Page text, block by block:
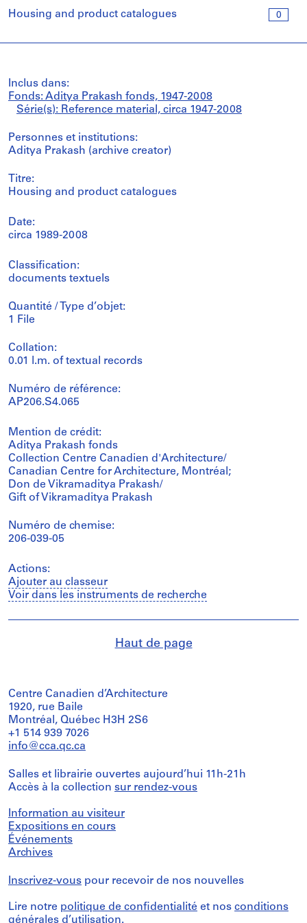
0
Housing and product catalogues
Inclus dans:
Fonds: Aditya Prakash fonds, 1947-2008
Série(s): Reference material, circa 1947-2008
Personnes et institutions:
Aditya Prakash (archive creator)
Titre:
Housing and product catalogues
Date:
circa 1989-2008
Classification:
documents textuels
Quantité / Type d’objet:
1 File
Collation:
0.01 l.m. of textual records
Numéro de référence:
AP206.S4.065
Mention de crédit:
Aditya Prakash fonds
Collection Centre Canadien d'Architecture/
Canadian Centre for Architecture, Montréal;
Don de Vikramaditya Prakash/
Gift of Vikramaditya Prakash
Numéro de chemise:
206-039-05
Actions:
Ajouter au classeur
Voir dans les instruments de recherche
Haut de page
Centre Canadien d’Architecture
1920, rue Baile
Montréal, Québec H3H 2S6
+1 514 939 7026
info@cca.qc.ca
Salles et librairie ouvertes aujourd’hui 11h-21h
Accès à la collection sur rendez-vous
Information au visiteur
Expositions en cours
Événements
Archives
Inscrivez-vous pour recevoir de nos nouvelles
Lire notre politique de confidentialité et nos conditions
générales d’utilisation.